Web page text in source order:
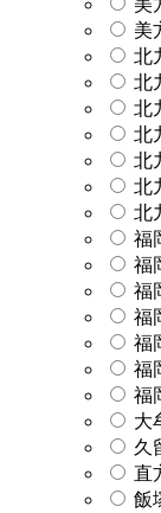
美
北
北
北
北
北
北
北
福
福
福
福
福
福
福
大
久
直
飯